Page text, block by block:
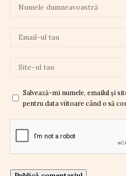
Salvează-mi numele, emailul și
pentru data viitoare când o să